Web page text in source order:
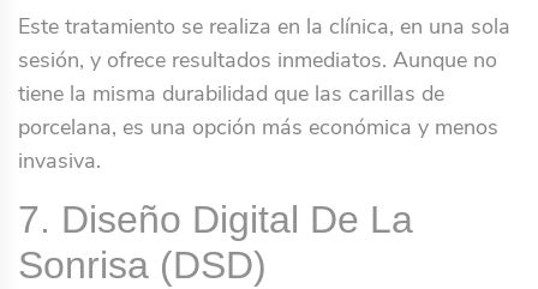
Este tratamiento se realiza en la clínica, en una sola
sesión, y ofrece resultados inmediatos. Aunque no
tiene la misma durabilidad que las carillas de
porcelana, es una opción más económica y menos
invasiva.
7. Diseño Digital De La
Sonrisa (DSD)